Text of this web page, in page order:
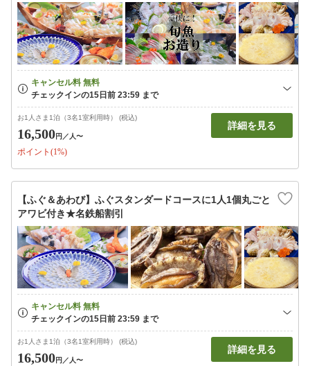
お1人さま1泊（3名1室利用時） (税込)
16,500円 ／人〜
ポイント(1%)
詳細を見る
【ふぐ＆あわび】ふぐスタンダードコースに1人1個丸ごと
アワビ付き★名鉄船割引
お1人さま1泊（3名1室利用時） (税込)
16,500円 ／人〜
詳細を見る